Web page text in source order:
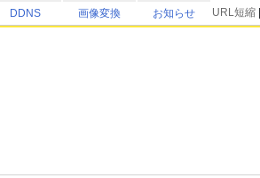
DDNS 画像変換 お知らせ URL短縮